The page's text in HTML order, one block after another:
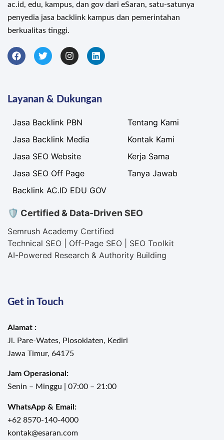
ac.id, edu, kampus, dan gov dari eSaran, satu-satunya
penyedia jasa backlink kampus dan pemerintahan
berkualitas tinggi.
Layanan & Dukungan
Jasa Backlink PBN
Jasa Backlink Media
Jasa SEO Website
Jasa SEO Off Page
Backlink AC.ID EDU GOV
Tentang Kami
Kontak Kami
Kerja Sama
Tanya Jawab
🛡 Certified & Data-Driven SEO
Semrush Academy Certified
Technical SEO | Off-Page SEO | SEO Toolkit
AI-Powered Research & Authority Building
Get in Touch
Alamat :
Jl. Pare-Wates, Plosoklaten, Kediri
Jawa Timur, 64175
Jam Operasional:
Senin – Minggu | 07:00 – 21:00
WhatsApp & Email:
+62 8570-140-4000
kontak@esaran.com